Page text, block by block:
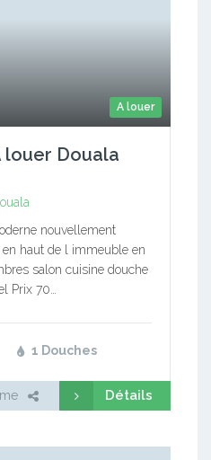
A louer
Douala
nouvellement
haut de l immeuble en
salon cuisine douche
Prix 70…
1 Douches
Détails